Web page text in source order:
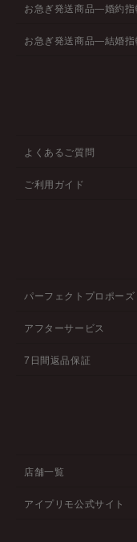
お急ぎ発送商品―婚約指
お急ぎ発送商品―結婚指
よくあるご質問
ご利用ガイド
パーフェクトプロポー
アフターサービス
7日間返品保証
店舗一覧
アイプリモ公式サイト